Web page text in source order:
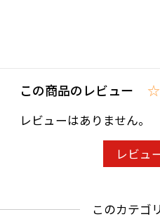
この商品のレビュー
レビューはありません。
レビュ
このカテゴ